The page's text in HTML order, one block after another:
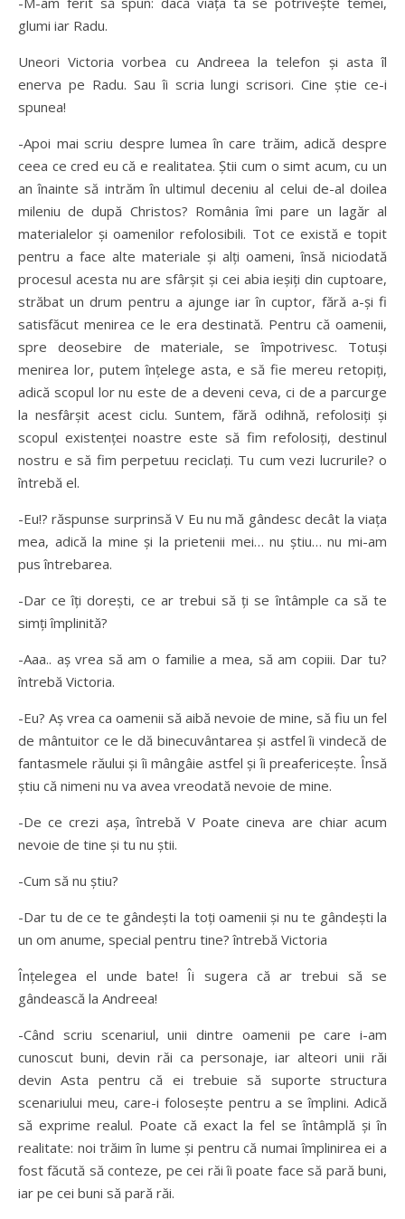
glumi iar Radu.
Uneori Victoria vorbea cu Andreea la telefon şi asta îl
enerva pe Radu. Sau îi scria lungi scrisori. Cine ştie ce-i
spunea!
-Apoi mai scriu despre lumea în care trăim, adică despre
ceea ce cred eu că e realitatea. Ştii cum o simt acum, cu un
an înainte să intrăm în ultimul deceniu al celui de-al doilea
mileniu de după Christos? România îmi pare un lagăr al
materialelor şi oamenilor refolosibili. Tot ce există e topit
pentru a face alte materiale şi alţi oameni, însă niciodată
procesul acesta nu are sfârşit şi cei abia ieşiţi din cuptoare,
străbat un drum pentru a ajunge iar în cuptor, fără a-şi fi
satisfăcut menirea ce le era destinată. Pentru că oamenii,
spre deosebire de materiale, se împotrivesc. Totuşi
menirea lor, putem înţelege asta, e să fie mereu retopiţi,
adică scopul lor nu este de a deveni ceva, ci de a parcurge
la nesfârşit acest ciclu. Suntem, fără odihnă, refolosiţi şi
scopul existenţei noastre este să fim refolosiţi, destinul
nostru e să fim perpetuu reciclaţi. Tu cum vezi lucrurile? o
întrebă el.
-Eu!? răspunse surprinsă V Eu nu mă gândesc decât la viaţa
mea, adică la mine şi la prietenii mei… nu ştiu… nu mi-am
pus întrebarea.
-Dar ce îţi doreşti, ce ar trebui să ţi se întâmple ca să te
simţi împlinită?
-Aaa.. aş vrea să am o familie a mea, să am copiii. Dar tu?
întrebă Victoria.
-Eu? Aş vrea ca oamenii să aibă nevoie de mine, să fiu un fel
de mântuitor ce le dă binecuvântarea şi astfel îi vindecă de
fantasmele răului şi îi mângâie astfel şi îi preafericeşte. Însă
ştiu că nimeni nu va avea vreodată nevoie de mine.
-De ce crezi aşa, întrebă V Poate cineva are chiar acum
nevoie de tine şi tu nu ştii.
-Cum să nu ştiu?
-Dar tu de ce te gândeşti la toţi oamenii şi nu te gândeşti la
un om anume, special pentru tine? întrebă Victoria
Înţelegea el unde bate! Îi sugera că ar trebui să se
gândească la Andreea!
-Când scriu scenariul, unii dintre oamenii pe care i-am
cunoscut buni, devin răi ca personaje, iar alteori unii răi
devin Asta pentru că ei trebuie să suporte structura
scenariului meu, care-i foloseşte pentru a se împlini. Adică
să exprime realul. Poate că exact la fel se întâmplă şi în
realitate: noi trăim în lume şi pentru că numai împlinirea ei a
fost făcută să conteze, pe cei răi îi poate face să pară buni,
iar pe cei buni să pară răi.